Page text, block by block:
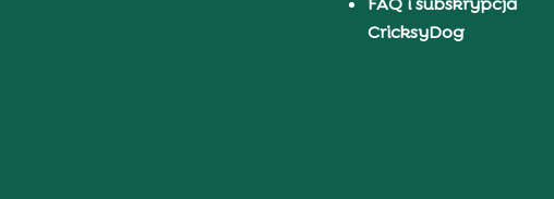
CricksyDog